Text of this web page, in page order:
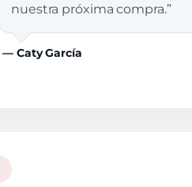
nuestra próxima compra.”
— Caty García